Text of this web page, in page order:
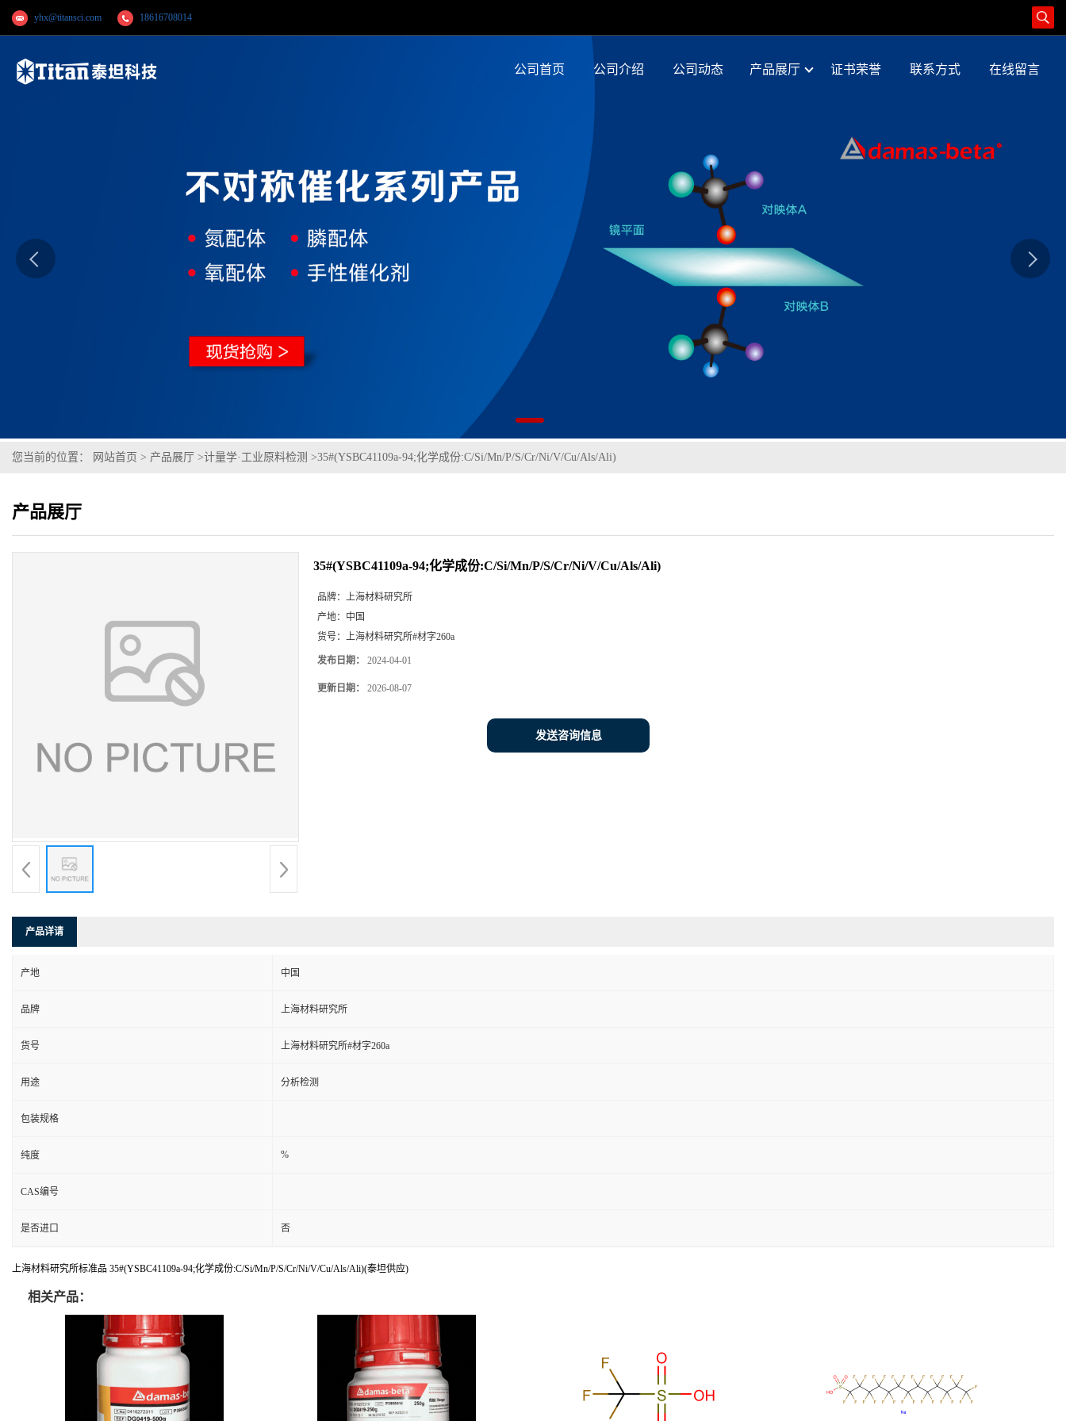
yhx@titansci.com 18616708014
公司首页 公司介绍 公司动态 产品展厅 证书荣誉 联系方式 在线留言
您当前的位置： 网站首页 > 产品展厅 >计量学·工业原料检测 >35#(YSBC41109a-94;化学成份:C/Si/Mn/P/S/Cr/Ni/V/Cu/Als/Ali)
产品展厅
35#(YSBC41109a-94;化学成份:C/Si/Mn/P/S/Cr/Ni/V/Cu/Als/Ali)
品牌：
上海材料研究所
产地： 中国
货号：
上海材料研究所#材字260a
发布日期： 2024-04-01
更新日期： 2026-08-07
发送咨询信息
产品详请
产地 中国
品牌 上海材料研究所
货号 上海材料研究所#材字260a
用途 分析检测
包装规格
纯度 %
CAS编号
是否进口 否
上海材料研究所标准品 35#(YSBC41109a-94;化学成份:C/Si/Mn/P/S/Cr/Ni/V/Cu/Als/Ali)(泰坦供应)
相关产品：